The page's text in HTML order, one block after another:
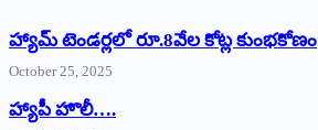
హ్యామ్‌ ‌టెండర్లలో రూ.8వేల కోట్ల కుంభకోణం
October 25, 2025
హ్యాపీ హొలీ….